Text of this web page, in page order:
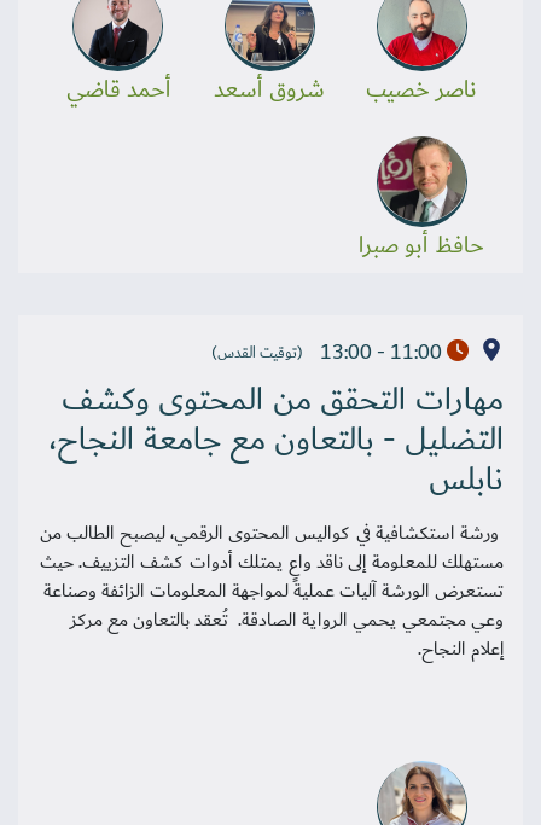
ناصر خصيب شروق أسعد أحمد قاضي
حافظ أبو صبرا
11:00 - 13:00 (توقيت القدس)
مهارات التحقق من المحتوى وكشف
التضليل - بالتعاون مع جامعة النجاح،
نابلس
ورشة استكشافية في كواليس المحتوى الرقمي، ليصبح الطالب من
مستهلك للمعلومة إلى ناقد واعٍ يمتلك أدوات كشف التزييف. حيث
تستعرض الورشة آليات عملية لمواجهة المعلومات الزائفة وصناعة
وعي مجتمعي يحمي الرواية الصادقة. تُعقد بالتعاون مع مركز
إعلام النجاح.